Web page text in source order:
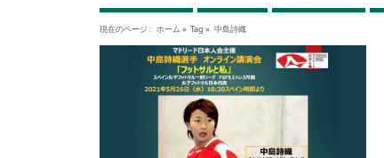
現在のページ : ホーム » Tag » 中島詩織